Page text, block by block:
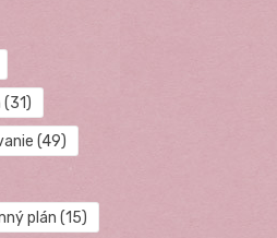
(31)
(49)
plán (15)